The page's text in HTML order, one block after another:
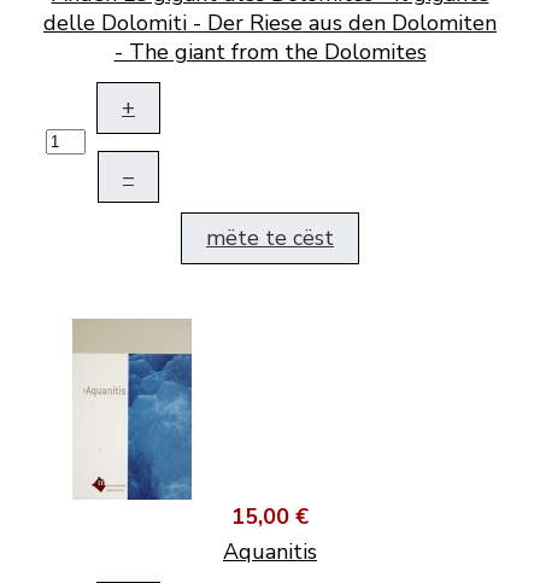
delle Dolomiti - Der Riese aus den Dolomiten
- The giant from the Dolomites
+
–
mëte te cëst
15,00 €
Aquanitis